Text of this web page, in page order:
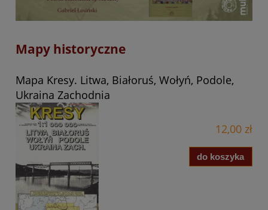
Mapy historyczne
Mapa Kresy. Litwa, Białoruś, Wołyń, Podole,
Ukraina Zachodnia
12,00 zł
do koszyka